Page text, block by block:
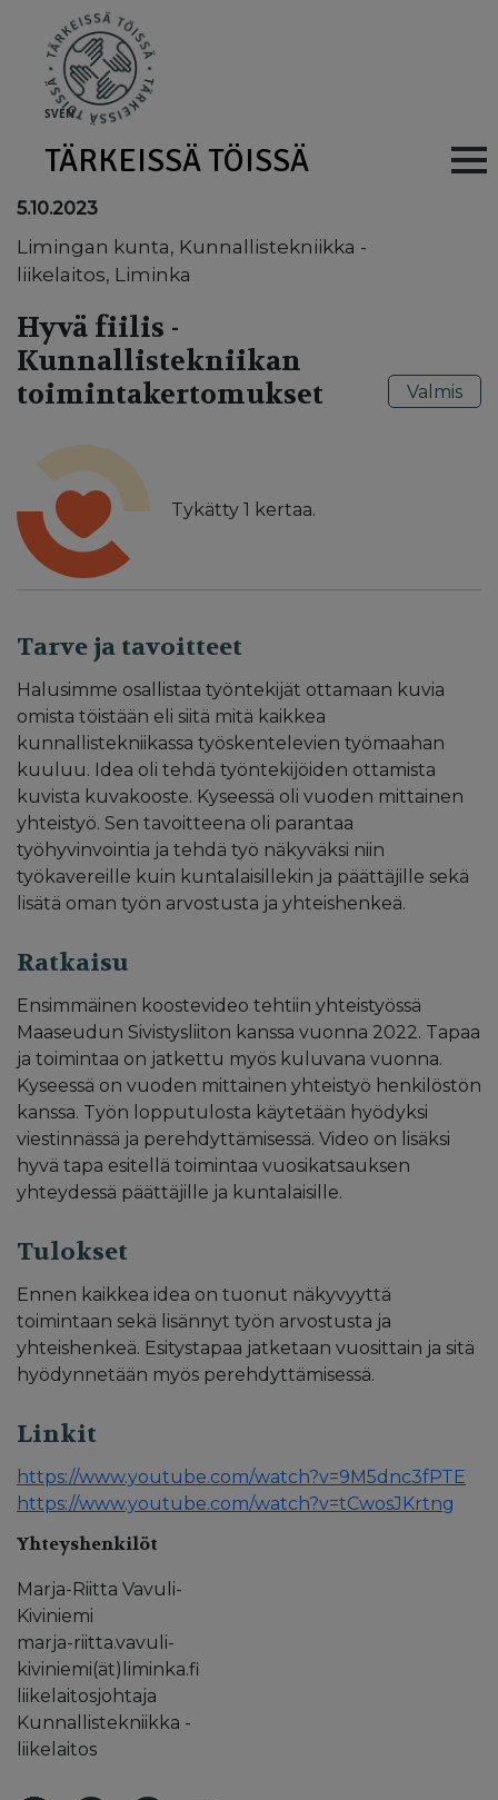
SVEN
TÄRKEISSÄ TÖISSÄ Main
5.10.2023
Limingan kunta, Kunnallistekniikka -
liikelaitos, Liminka
Hyvä fiilis -
Kunnallistekniikan
toimintakertomukset
Tykätty 1 kertaa.
Valmis
Tarve ja tavoitteet
Halusimme osallistaa työntekijät ottamaan kuvia
omista töistään eli siitä mitä kaikkea
kunnallistekniikassa työskentelevien työmaahan
kuuluu. Idea oli tehdä työntekijöiden ottamista
kuvista kuvakooste. Kyseessä oli vuoden mittainen
yhteistyö. Sen tavoitteena oli parantaa
työhyvinvointia ja tehdä työ näkyväksi niin
työkavereille kuin kuntalaisillekin ja päättäjille sekä
lisätä oman työn arvostusta ja yhteishenkeä.
Ratkaisu
Ensimmäinen koostevideo tehtiin yhteistyössä
Maaseudun Sivistysliiton kanssa vuonna 2022. Tapaa
ja toimintaa on jatkettu myös kuluvana vuonna.
Kyseessä on vuoden mittainen yhteistyö henkilöstön
kanssa. Työn lopputulosta käytetään hyödyksi
viestinnässä ja perehdyttämisessä. Video on lisäksi
hyvä tapa esitellä toimintaa vuosikatsauksen
yhteydessä päättäjille ja kuntalaisille.
Tulokset
Ennen kaikkea idea on tuonut näkyvyyttä
toimintaan sekä lisännyt työn arvostusta ja
yhteishenkeä. Esitystapaa jatketaan vuosittain ja sitä
hyödynnetään myös perehdyttämisessä.
Linkit
https://www.youtube.com/watch?v=9M5dnc3fPTE
https://www.youtube.com/watch?v=tCwosJKrtng
Yhteyshenkilöt
Marja-Riitta Vavuli-
Kiviniemi
marja-riitta.vavuli-
kiviniemi(ät)liminka.fi
liikelaitosjohtaja
Kunnallistekniikka -
liikelaitos